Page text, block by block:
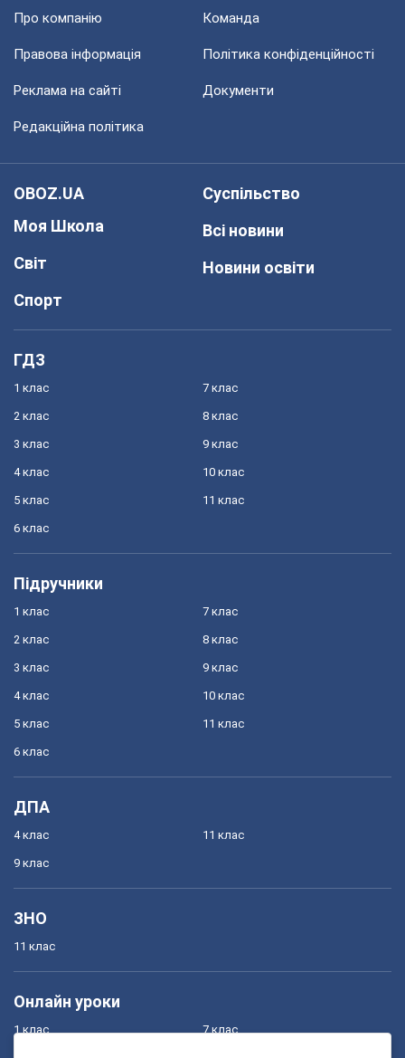
Про компанію Команда
Правова інформація Політика конфіденційності
Реклама на сайті Документи
Редакційна політика
OBOZ.UA
Моя Школа
Світ
Спорт
Суспільство
Всі новини
Новини освіти
ГДЗ
1 клас
2 клас
3 клас
4 клас
5 клас
6 клас
7 клас
8 клас
9 клас
10 клас
11 клас
Підручники
1 клас
2 клас
3 клас
4 клас
5 клас
6 клас
7 клас
8 клас
9 клас
10 клас
11 клас
ДПА
4 клас
9 клас
11 клас
ЗНО
11 клас
Онлайн уроки
1 клас 7 клас